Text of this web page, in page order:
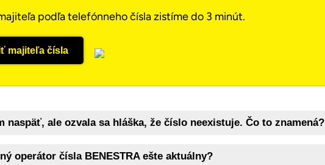
podľa telefónneho čísla zistíme do 3 minút.
majiteľa čísla
naspäť, ale ozvala sa hláška, že číslo neexistuje. Čo to znamená?
operátor čísla BENESTRA ešte aktuálny?